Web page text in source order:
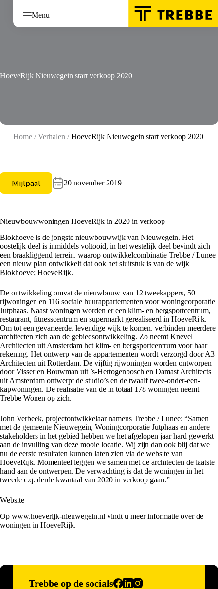
inhoud
Menu
HoeveRijk Nieuwegein start verkoop 2020
Home/Verhalen /HoeveRijk Nieuwegein start verkoop 2020
Mijlpaal 20 november 2019
Nieuwbouwwoningen HoeveRijk in 2020 in verkoop
Blokhoeve is de jongste nieuwbouwwijk van Nieuwegein. Het
oostelijk deel is inmiddels voltooid, in het westelijk deel bevindt zich
een braakliggend terrein, waarop ontwikkelcombinatie Trebbe / Lunee
een nieuw plan ontwikkelt dat ook het sluitstuk is van de wijk
Blokhoeve; HoeveRijk.
De ontwikkeling omvat de nieuwbouw van 12 tweekappers, 50
rijwoningen en 116 sociale huurappartementen voor woningcorporatie
Jutphaas. Naast woningen worden er een klim- en bergsportcentrum,
restaurant, fitnesscentrum en supermarkt gerealiseerd in HoeveRijk.
Om tot een gevarieerde, levendige wijk te komen, verbinden meerdere
architecten zich aan de gebiedsontwikkeling. Zo neemt Knevel
Architecten uit Amsterdam het klim- en bergsportcentrum voor haar
rekening. Het ontwerp van de appartementen wordt verzorgd door A3
Architecten uit Rotterdam. De vijftig rijwoningen worden ontworpen
door Visser en Bouwman uit ’s-Hertogenbosch en Damast Architects
uit Amsterdam ontwerpt de studio’s en de twaalf twee-onder-een-
kapwoningen. De realisatie van de in totaal 178 woningen neemt
Trebbe Wonen op zich.
John Verbeek, projectontwikkelaar namens Trebbe / Lunee: “Samen
met de gemeente Nieuwegein, Woningcorporatie Jutphaas en andere
stakeholders in het gebied hebben we het afgelopen jaar hard gewerkt
aan de invulling van deze mooie locatie. Wij zijn dan ook blij dat we
nu de eerste resultaten kunnen laten zien via de website van
HoeveRijk. Momenteel leggen we samen met de architecten de laatste
hand aan de ontwerpen. De verwachting is dat de woningen in het
tweede c.q. derde kwartaal van 2020 in verkoop gaan.”
Website
Op www.hoeverijk-nieuwegein.nl vindt u meer informatie over de
woningen in HoeveRijk.
Trebbe op de socials